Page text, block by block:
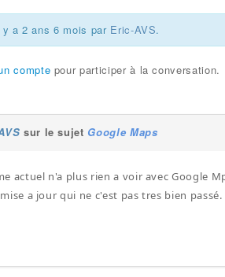
a 2 ans 6 mois par Eric-AVS.
compte pour participer à la conversation.
sur le sujet Google Maps
actuel n'a plus rien a voir avec Google
a jour qui ne c'est pas tres bien passé.